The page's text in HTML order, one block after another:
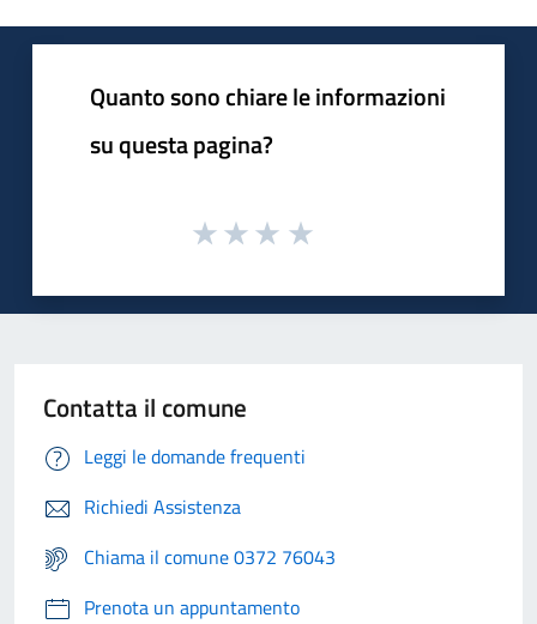
Quanto sono chiare le informazioni
su questa pagina?
Contatta il comune
Leggi le domande frequenti
Richiedi Assistenza
Chiama il comune 0372 76043
Prenota un appuntamento